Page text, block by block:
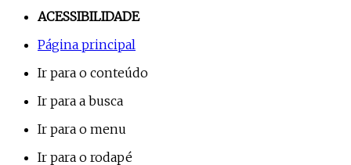
ACESSIBILIDADE
Página principal
Ir para o conteúdo
Ir para a busca
Ir para o menu
Ir para o rodapé